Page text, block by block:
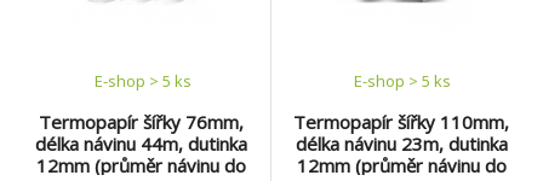
Termopapír šířky 76mm,
délka návinu 44m, dutinka
12mm (průměr návinu do
E-shop > 5 ks
Termopapír šířky 110mm,
délka návinu 23m, dutinka
12mm (průměr návinu do
E-shop > 5 ks